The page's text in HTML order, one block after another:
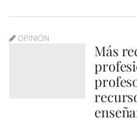
OPINIÓN
Más